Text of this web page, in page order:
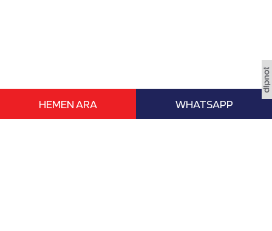
HEMEN ARA WHATSAPP